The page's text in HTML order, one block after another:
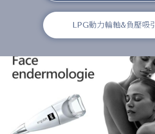
LPG動力輪軸&負壓吸引